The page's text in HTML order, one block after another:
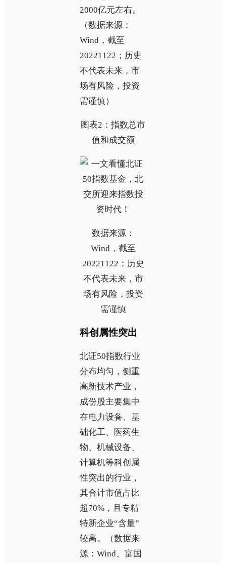
2000亿元左右。
（数据来源：
Wind，截至
20221122；历史
不代表未来，市
场有风险，投资
需谨慎）
图表2：指数总市
值和成交额
数据来源：
Wind，截至
20221122；历史
不代表未来，市
场有风险，投资
需谨慎
科创属性突出
北证50指数行业
分布均匀，侧重
高新技术产业，
成份股主要集中
在电力设备、基
础化工、医药生
物、机械设备、
计算机等科创属
性突出的行业，
其合计市值占比
超70%，且专精
特新企业“含量”
较高。（数据来
源：Wind、富国